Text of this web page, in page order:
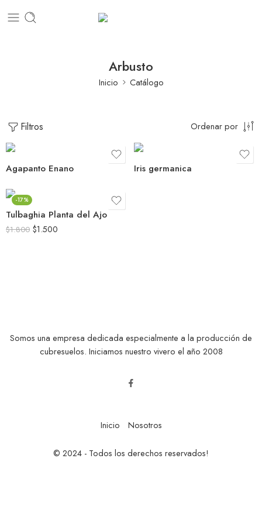
Arbusto
Inicio Catálogo
Filtros Ordenar por
Agapanto Enano Iris germanica
-17%
Tulbaghia Planta del Ajo
$1.800 $1.500
Somos una empresa dedicada especialmente a la producción de
cubresuelos. Iniciamos nuestro vivero el año 2008
Inicio Nosotros
© 2024 - Todos los derechos reservados!